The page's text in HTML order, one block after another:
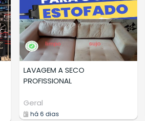
LAVAGEM A SECO
PROFISSIONAL
há 6 dias há